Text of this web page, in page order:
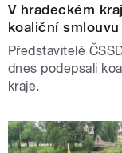
V hradeckém
koaliční smlouvu
Představitelé
dnes podepsali
kraje.